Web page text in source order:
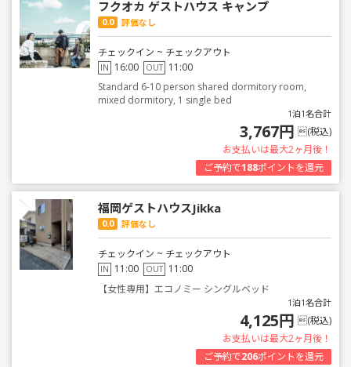
フクオカ ゲストハウス キャンプ
0.0 評価なし
チェックイン ~ チェックアウト
IN 16:00 OUT 11:00
Standard 6-10 person shared dormitory room,
mixed dormitory, 1 single bed
1泊1名合計
3,767円 (税込)
お支払いは最大2ヶ月後！
ご予約で188ポイントを還元
福岡ゲストハウスJikka
0.0 評価なし
チェックイン ~ チェックアウト
IN 11:00 OUT 11:00
【女性専用】エコノミー シングルベッド
1泊1名合計
4,125円 (税込)
お支払いは最大2ヶ月後！
ご予約で206ポイントを還元